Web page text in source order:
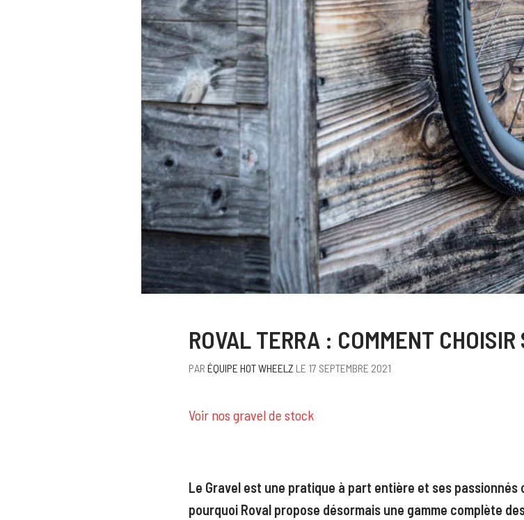
ROVAL TERRA : COMMENT
PAR ÉQUIPE HOT WHEELZ LE 17 SEPTEMBRE 2021
Voir nos gravel de stock
Le Gravel est une pratique à part entière et ses passionnés
pourquoi Roval propose désormais une gamme complète